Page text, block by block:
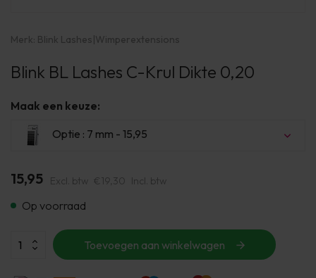
Merk: Blink Lashes|Wimperextensions
Blink BL Lashes C-Krul Dikte 0,20
Maak een keuze:
Optie : 7 mm - 15,95
15,95 Excl. btw €19,30 Incl. btw
Op voorraad
Toevoegen aan winkelwagen